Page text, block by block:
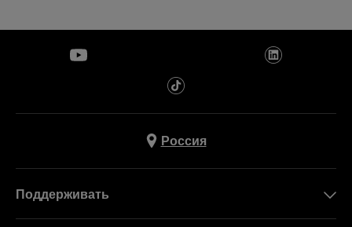
Россия
Поддерживать